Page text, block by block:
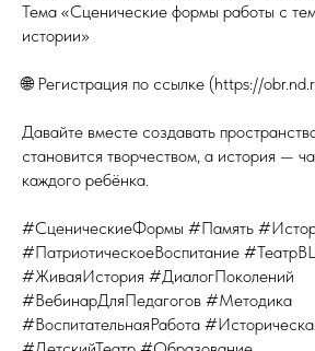
Тема «Сценические формы работы с
истории»
🌐 Регистрация по ссылке (https://
Давайте вместе создавать
становится творчеством, а история —
каждого ребёнка.
#СценическиеФормы #Память
#ПатриотическоеВоспитание
#ЖиваяИстория #ДиалогПоколений
#ВебинарДляПедагогов #Методика
#ВоспитательнаяРабота